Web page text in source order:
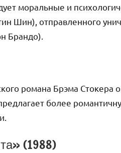
моральные и
Шин), отправленного
Брандо).
романа Брэма Стокера
более
(1988)